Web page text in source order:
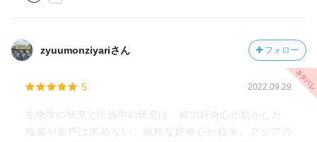
zyuumonziyariさん フォロー
5 2022.09.29
生物学の研究と民族学の研究は、彼の好奇心が動かした。
権威や名声は求めない、純粋な好奇心が欧米、アジアの